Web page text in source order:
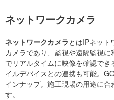
ネットワークカメラ
ネットワークカメラ とはIPネット
カメラであり、監視や遠隔監視
でリアルタイムに映像を確認で
イルデバイスとの連携も可能。
インナップ。施工現場の用途に
す。